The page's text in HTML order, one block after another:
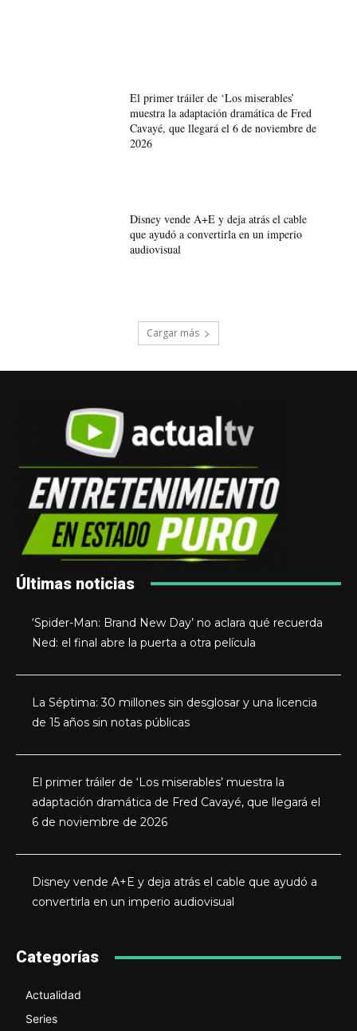
El primer tráiler de ‘Los miserables’
muestra la adaptación dramática de Fred
Cavayé, que llegará el 6 de noviembre de
2026
Disney vende A+E y deja atrás el cable
que ayudó a convertirla en un imperio
audiovisual
Cargar más
Últimas noticias
‘Spider-Man: Brand New Day’ no aclara qué recuerda
Ned: el final abre la puerta a otra película
La Séptima: 30 millones sin desglosar y una licencia
de 15 años sin notas públicas
El primer tráiler de ‘Los miserables’ muestra la
adaptación dramática de Fred Cavayé, que llegará el
6 de noviembre de 2026
Disney vende A+E y deja atrás el cable que ayudó a
convertirla en un imperio audiovisual
Categorías
Actualidad
Series